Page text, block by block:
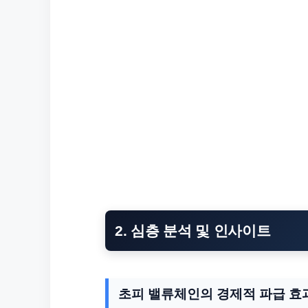
2. 심층 분석 및 인사이트
초피 밸류체인의 경제적 파급 효